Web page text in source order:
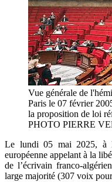
Vue générale de
Paris le 07 février
la proposition de loi
PHOTO PIERRE
Le lundi 05 mai 2025, à
européenne appelant à la
de l’écrivain franco-
large majorité (307 voix